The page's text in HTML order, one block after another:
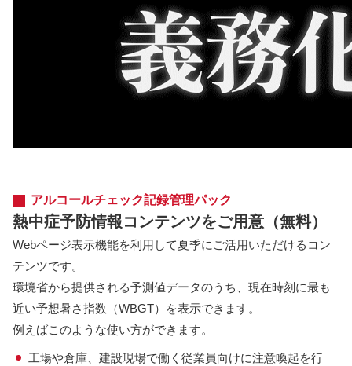
アルコールチェック記録管理パック
熱中症予防情報コンテンツをご用意（無料）
Webページ表示機能を利用して夏季にご活用いただけるコン
テンツです。
環境省から提供される予測値データのうち、現在時刻に最も
近い予想暑さ指数（WBGT）を表示できます。
例えばこのような使い方ができます。
工場や倉庫、建設現場で働く従業員向けに注意喚起を行